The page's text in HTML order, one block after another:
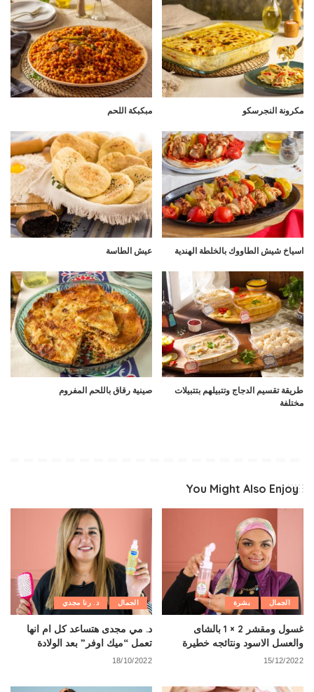
مكرونة النجرسكو مبكبكة اللحم
اسياخ شيش الطاووك بالخلطة الهندية عيش الطاسة
طريقة تقسيم الدجاج وتتبيلهم بتتبيلات
مختلفة
صينية رقاق باللحم المفروم
You Might Also Enjoy
الجمال بشرة
غسول ومقشر 2 × 1 بالشاى
والعسل الاسود ونتائجه خطيرة
15/12/2022
الجمال د. رنا مجدي
د. مي مجدى هتساعد كل ام انها
تعمل “ميك اوفر” بعد الولادة
18/10/2022